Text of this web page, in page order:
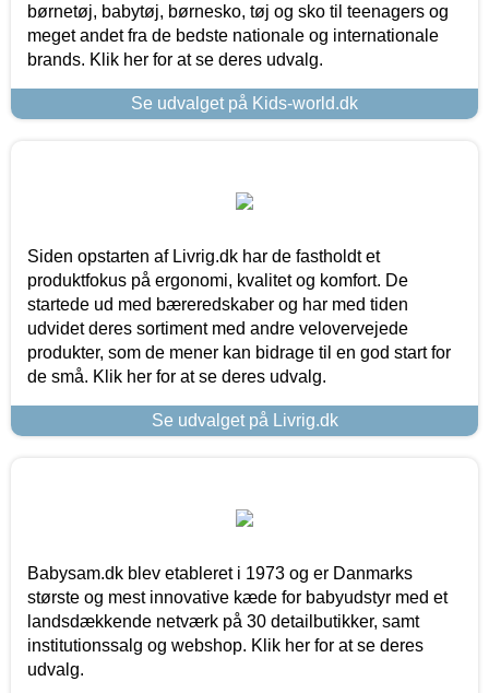
børnetøj, babytøj, børnesko, tøj og sko til teenagers og
meget andet fra de bedste nationale og internationale
brands. Klik her for at se deres udvalg.
Se udvalget på Kids-world.dk
Siden opstarten af Livrig.dk har de fastholdt et
produktfokus på ergonomi, kvalitet og komfort. De
startede ud med bæreredskaber og har med tiden
udvidet deres sortiment med andre velovervejede
produkter, som de mener kan bidrage til en god start for
de små. Klik her for at se deres udvalg.
Se udvalget på Livrig.dk
Babysam.dk blev etableret i 1973 og er Danmarks
største og mest innovative kæde for babyudstyr med et
landsdækkende netværk på 30 detailbutikker, samt
institutionssalg og webshop. Klik her for at se deres
udvalg.